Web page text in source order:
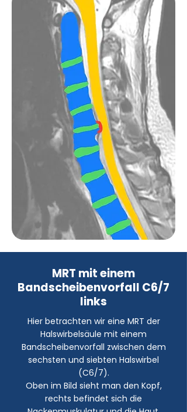
MRT mit einem
Bandscheibenvorfall C6/7
links
Hier betrachten wir eine MRT der
Halswirbelsäule mit einem
Bandscheibenvorfall zwischen dem
sechsten und siebten Halswirbel
(C6/7).
Oben im Bild sieht man den Kopf,
rechts befindet sich die